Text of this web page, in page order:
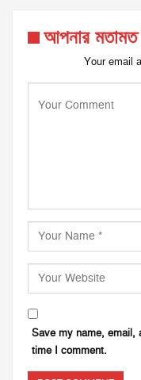
আপনার
Your email
Save my name, email,
time I comment.